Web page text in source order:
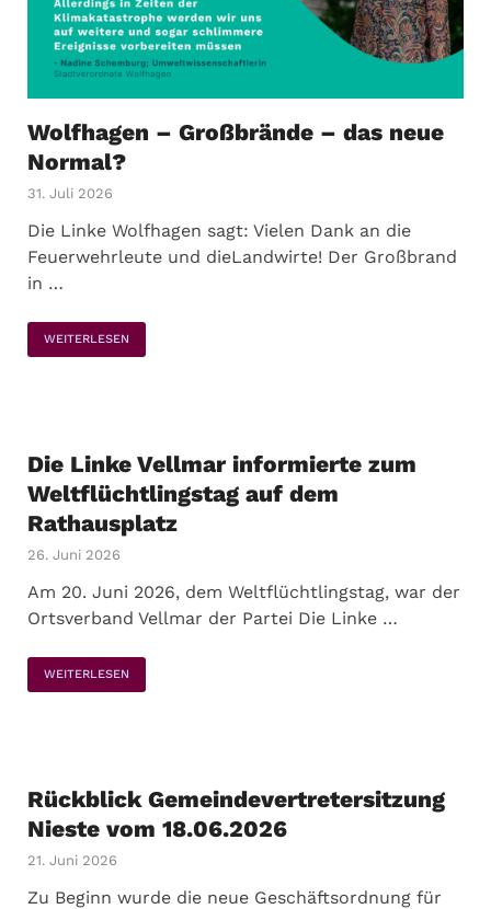
Wolfhagen – Großbrände – das neue
Normal?
31. Juli 2026
Die Linke Wolfhagen sagt: Vielen Dank an die
Feuerwehrleute und dieLandwirte! Der Großbrand
in …
WEITERLESEN
Die Linke Vellmar informierte zum
Weltflüchtlingstag auf dem
Rathausplatz
26. Juni 2026
Am 20. Juni 2026, dem Weltflüchtlingstag, war der
Ortsverband Vellmar der Partei Die Linke …
WEITERLESEN
Rückblick Gemeindevertretersitzung
Nieste vom 18.06.2026
21. Juni 2026
Zu Beginn wurde die neue Geschäftsordnung für